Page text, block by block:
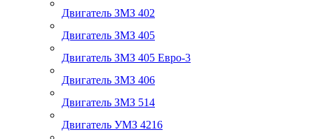
Двигатель ЗМЗ 402
Двигатель ЗМЗ 405
Двигатель ЗМЗ 405 Евро-3
Двигатель ЗМЗ 406
Двигатель ЗМЗ 514
Двигатель УМЗ 4216